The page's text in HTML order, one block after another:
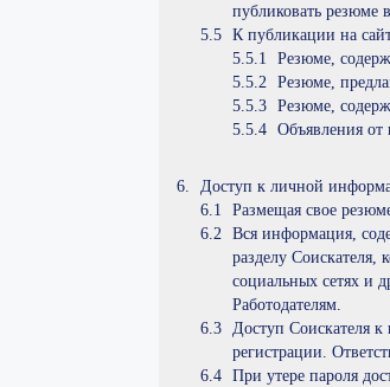
публиковать резюме
К публикации на
Резюме,
Резюме,
Резюме,
Объявления
Доступ к личной
Размещая свое
Вся информация,
разделу
социальных сетях и
Работодателям.
Доступ Соискателя
регистрации.
При утере пароля